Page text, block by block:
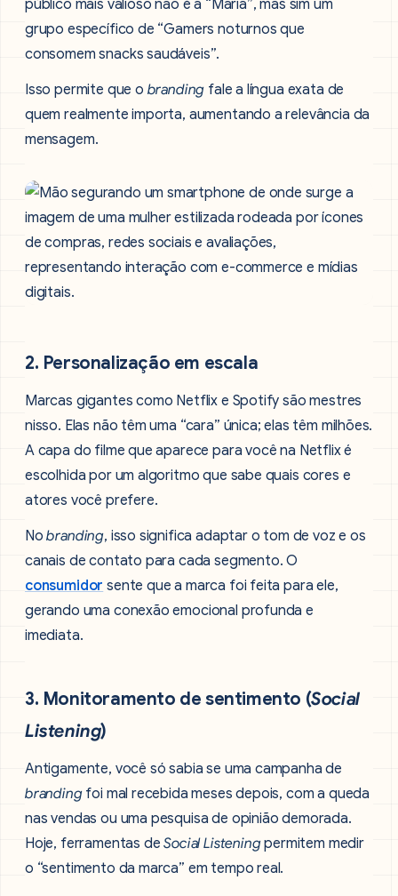
público mais valioso não é a “Maria”, mas sim um
grupo específico de “Gamers noturnos que
consomem snacks saudáveis”.
Isso permite que o branding fale a língua exata de
quem realmente importa, aumentando a relevância da
mensagem.
2. Personalização em escala
Marcas gigantes como Netflix e Spotify são mestres
nisso. Elas não têm uma “cara” única; elas têm milhões.
A capa do filme que aparece para você na Netflix é
escolhida por um algoritmo que sabe quais cores e
atores você prefere.
Nobranding, isso significa adaptar o tom de voz e os
canais de contato para cada segmento. O
consumidor sente que a marca foi feita para ele,
gerando uma conexão emocional profunda e
imediata.
3. Monitoramento de sentimento (Social
Listening)
Antigamente, você só sabia se uma campanha de
brandingfoi mal recebida meses depois, com a queda
nas vendas ou uma pesquisa de opinião demorada.
Hoje, ferramentas deSocial Listeningpermitem medir
o “sentimento da marca” em tempo real.